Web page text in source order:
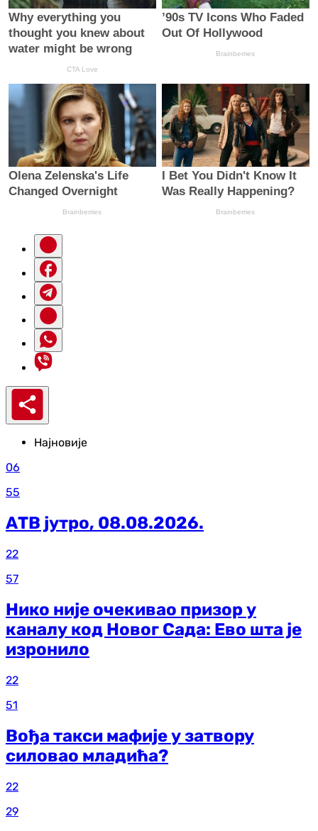
Најновије
06
55
АТВ јутро, 08.08.2026.
22
57
Нико није очекивао призор у
каналу код Новог Сада: Ево шта је
изронило
22
51
Вођа такси мафије у затвору
силовао младића?
22
29